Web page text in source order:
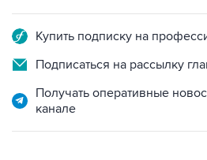
Купить подписку на
Подписаться на рассылку
Получать оперативные
канале